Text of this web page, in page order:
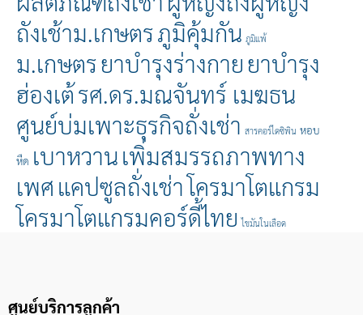
ถังเช้าม.เกษตรภูมิคุ้มกัน ภูมิแพ้
ม.เกษตรยาบำรุงร่างกายยาบำรุง
ฮ่องเต้รศ.ดร.มณจันทร์ เมฆธน
ศูนย์บ่มเพาะธุรกิจถั่งเช่า สารคอร์ไดซิพิน หอบ
หืด เบาหวานเพิ่มสมรรถภาพทาง
เพศ แคปซูลถั่งเช่าโครมาโตแกรม
โครมาโตแกรมคอร์ดี้ไทย ไขมันในเลือด
ศูนย์บริการลูกค้า